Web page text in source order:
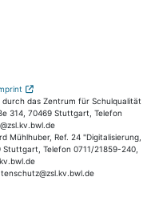
das Zentrum für Schulqualität
314, 70469 Stuttgart, Telefon
Mühlhuber, Ref. 24 "Digitalisierung,
Telefon 0711/21859-240,